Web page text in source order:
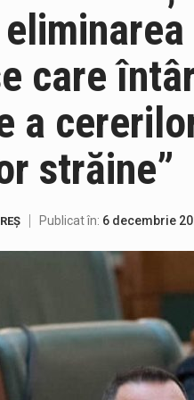
Directorul OCPI Maramures,
Testarea independentă a
Vremea va fi caniculară.
Proiectul de lege privind
Pe scurt. Statuia lui PINTEA
care
a
străine”
Publicat în: 6 decembrie